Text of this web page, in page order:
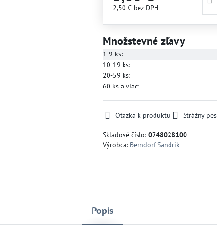
2,50 € bez DPH
Množstevné zľavy
1-9 ks:
10-19 ks:
20-59 ks:
60 ksa viac:
Otázka k produktu Strážny pes
Skladové číslo: 0748028100
Výrobca: Berndorf Sandrik
Popis